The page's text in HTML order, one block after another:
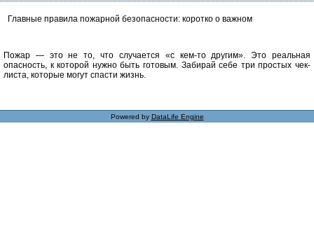
Главные правила пожарной безопасности: коротко о важном
Пожар — это не то, что случается «с кем-то другим». Это реальная
опасность, к которой нужно быть готовым. Забирай себе три простых чек-
листа, которые могут спасти жизнь.
Powered by DataLife Engine